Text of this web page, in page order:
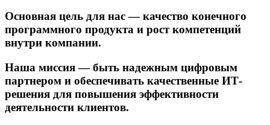
Основная цель для нас — качество конечного
программного продукта и рост компетенций
внутри компании.
Наша миссия — быть надежным цифровым
партнером и обеспечивать качественные ИТ-
решения для повышения эффективности
деятельности клиентов.